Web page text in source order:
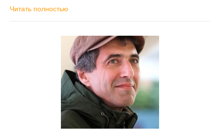
Читать полностью